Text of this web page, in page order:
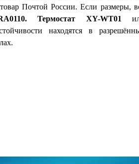
Почтой России. Если размеры,
Термостат XY-WT01
находятся в